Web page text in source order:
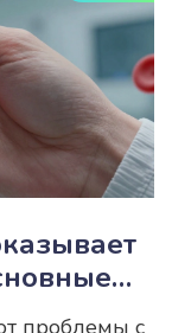
проблемы с